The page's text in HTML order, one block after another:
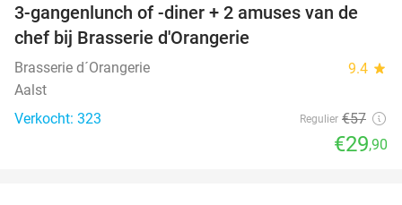
48%
3-gangenlunch of -diner + 2 amuses van de
chef bij Brasserie d'Orangerie
Brasserie d´Orangerie 9.4 star
Aalst
Verkocht: 323
Regulier €57
€29,90